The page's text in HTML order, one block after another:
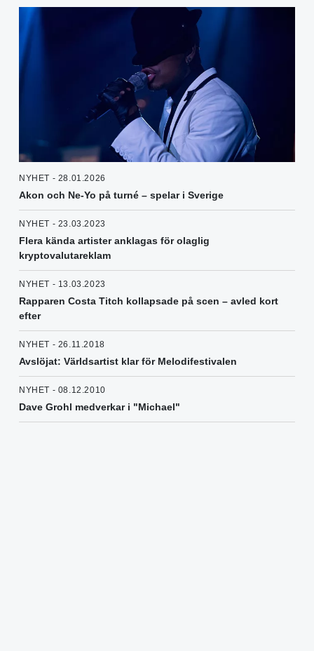
NYHET - 28.01.2026
Akon och Ne-Yo på turné – spelar i Sverige
NYHET - 23.03.2023
Flera kända artister anklagas för olaglig
kryptovalutareklam
NYHET - 13.03.2023
Rapparen Costa Titch kollapsade på scen – avled kort
efter
NYHET - 26.11.2018
Avslöjat: Världsartist klar för Melodifestivalen
NYHET - 08.12.2010
Dave Grohl medverkar i "Michael"